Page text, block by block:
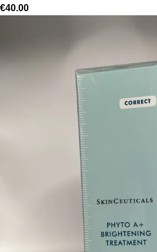
€40.00